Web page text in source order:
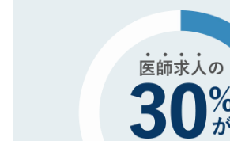
で、機密保持に関してもご